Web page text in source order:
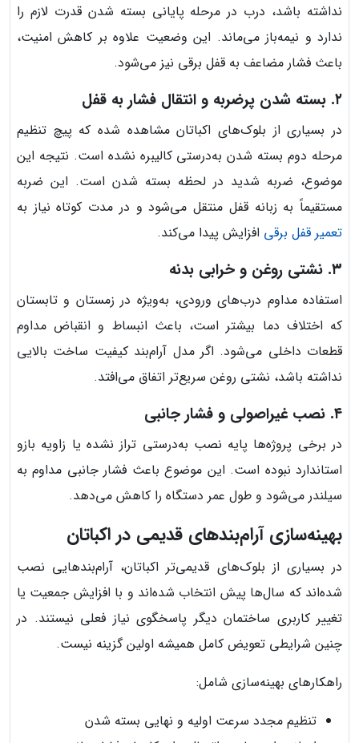
نداشته باشد، درب در مرحله پایانی بسته شدن قدرت لازم را
ندارد و نیمه‌باز می‌ماند. این وضعیت علاوه بر کاهش امنیت،
باعث فشار مضاعف به قفل برقی نیز می‌شود.
۲. بسته شدن پرضربه و انتقال فشار به قفل
در بسیاری از بلوک‌های اکباتان مشاهده شده که پیچ تنظیم
مرحله دوم بسته شدن به‌درستی کالیبره نشده است. نتیجه این
موضوع، ضربه شدید در لحظه بسته شدن است. این ضربه
مستقیماً به زبانه قفل منتقل می‌شود و در مدت کوتاه نیاز به
تعمیر قفل برقی افزایش پیدا می‌کند.
۳. نشتی روغن و خرابی بدنه
استفاده مداوم درب‌های ورودی، به‌ویژه در زمستان و تابستان
که اختلاف دما بیشتر است، باعث انبساط و انقباض مداوم
قطعات داخلی می‌شود. اگر مدل آرام‌بند کیفیت ساخت بالایی
نداشته باشد، نشتی روغن سریع‌تر اتفاق می‌افتد.
۴. نصب غیراصولی و فشار جانبی
در برخی پروژه‌ها پایه نصب به‌درستی تراز نشده یا زاویه بازو
استاندارد نبوده است. این موضوع باعث فشار جانبی مداوم به
سیلندر می‌شود و طول عمر دستگاه را کاهش می‌دهد.
بهینه‌سازی آرام‌بندهای قدیمی در اکباتان
در بسیاری از بلوک‌های قدیمی‌تر اکباتان، آرام‌بندهایی نصب
شده‌اند که سال‌ها پیش انتخاب شده‌اند و با افزایش جمعیت یا
تغییر کاربری ساختمان دیگر پاسخگوی نیاز فعلی نیستند. در
چنین شرایطی تعویض کامل همیشه اولین گزینه نیست.
راهکارهای بهینه‌سازی شامل:
تنظیم مجدد سرعت اولیه و نهایی بسته شدن